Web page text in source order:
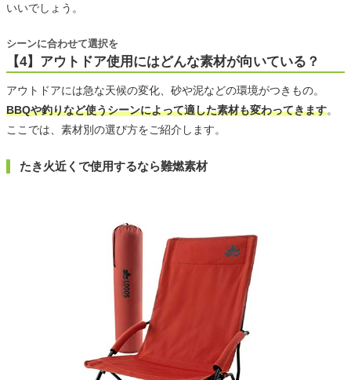
いいでしょう。
【4】アウトドア使用にはどんな素材が向いている？
シーンに合わせて選択を
アウトドアには急な天候の変化、砂や泥などの環境がつきもの。
BBQや釣りなど使うシーンによって適した素材も変わってきます。
ここでは、素材別の選び方をご紹介します。
たき火近くで使用するなら難燃素材